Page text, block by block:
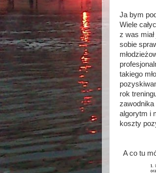
Ja bym
Wiele
z was
sobie
takiego
rok
zawodnika
algorytm i
koszty
A co tu